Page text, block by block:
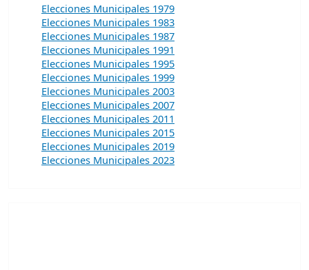
Elecciones Municipales 1979
Elecciones Municipales 1983
Elecciones Municipales 1987
Elecciones Municipales 1991
Elecciones Municipales 1995
Elecciones Municipales 1999
Elecciones Municipales 2003
Elecciones Municipales 2007
Elecciones Municipales 2011
Elecciones Municipales 2015
Elecciones Municipales 2019
Elecciones Municipales 2023